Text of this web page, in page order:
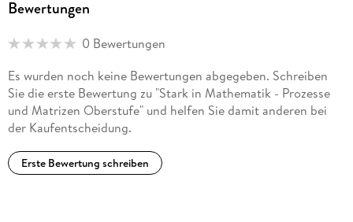
Bewertungen
0 Bewertungen
Es wurden noch keine Bewertungen abgegeben. Schreiben
Sie die erste Bewertung zu "Stark in Mathematik - Prozesse
und Matrizen Oberstufe" und helfen Sie damit anderen bei
der Kaufentscheidung.
Erste Bewertung schreiben